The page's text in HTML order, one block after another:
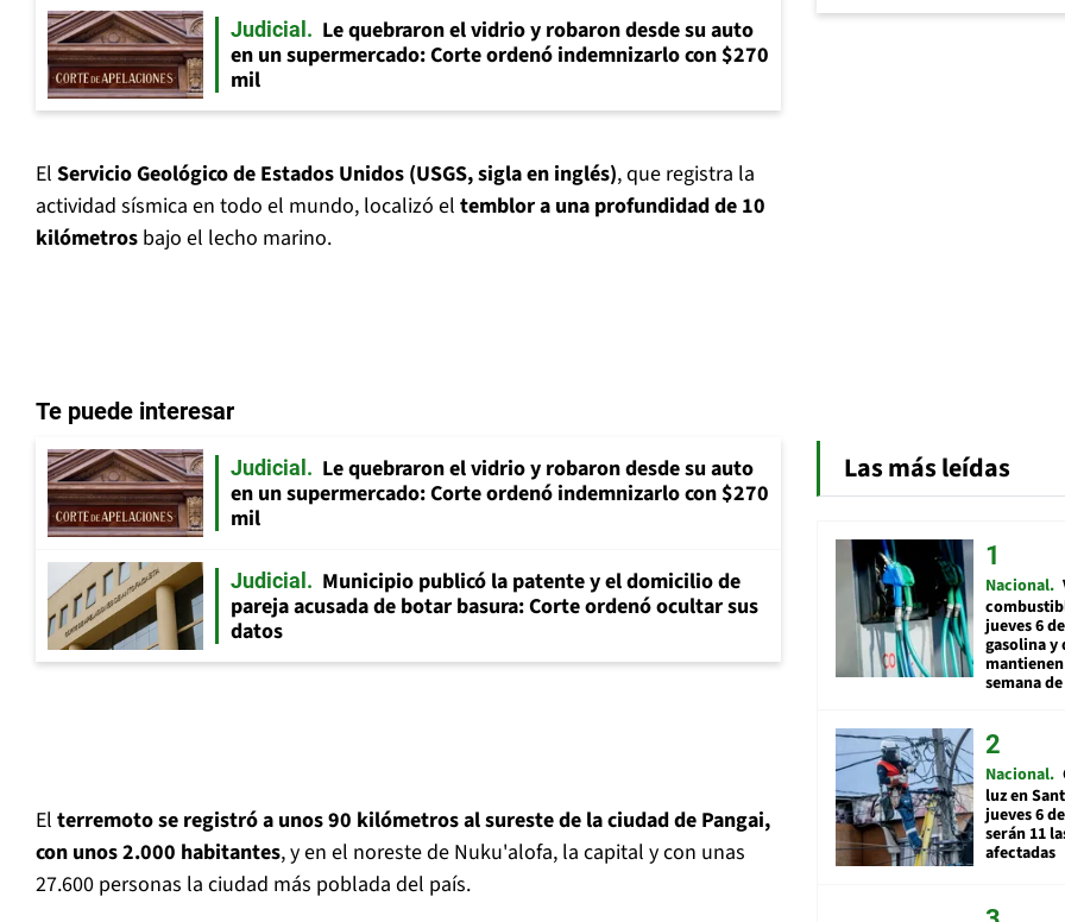
Judicial
Le quebraron el vidrio y robaron desde su auto
en un supermercado: Corte ordenó indemnizarlo con $270
mil
El Servicio Geológico de Estados Unidos (USGS, sigla en inglés), que registra la
actividad sísmica en todo el mundo, localizó el temblor a una profundidad de 10
kilómetros bajo el lecho marino.
Te puede interesar
Judicial
Le quebraron el vidrio y robaron desde su auto
en un supermercado: Corte ordenó indemnizarlo con $270
mil
Judicial
Municipio publicó la patente y el domicilio de
pareja acusada de botar basura: Corte ordenó ocultar sus
datos
El terremoto se registró a unos 90 kilómetros al sureste de la ciudad de Pangai,
con unos 2.000 habitantes, y en el noreste de Nuku'alofa, la capital y con unas
27.600 personas la ciudad más poblada del país.
Las más leídas
Nacional
jueves 6
gasolina y
semana
Nacional
luz en
jueves 6
serán 11
afectadas